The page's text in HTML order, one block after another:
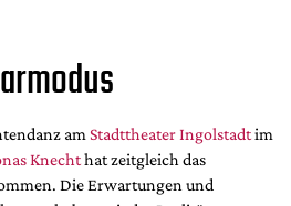
am Stadttheater Ingolstadtim
Knechthat zeitgleich das
Die Erwartungen und